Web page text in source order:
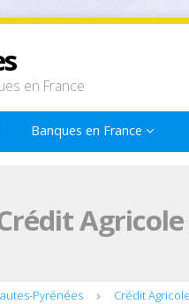
en France
Banques en France
Pyrénées Crédit